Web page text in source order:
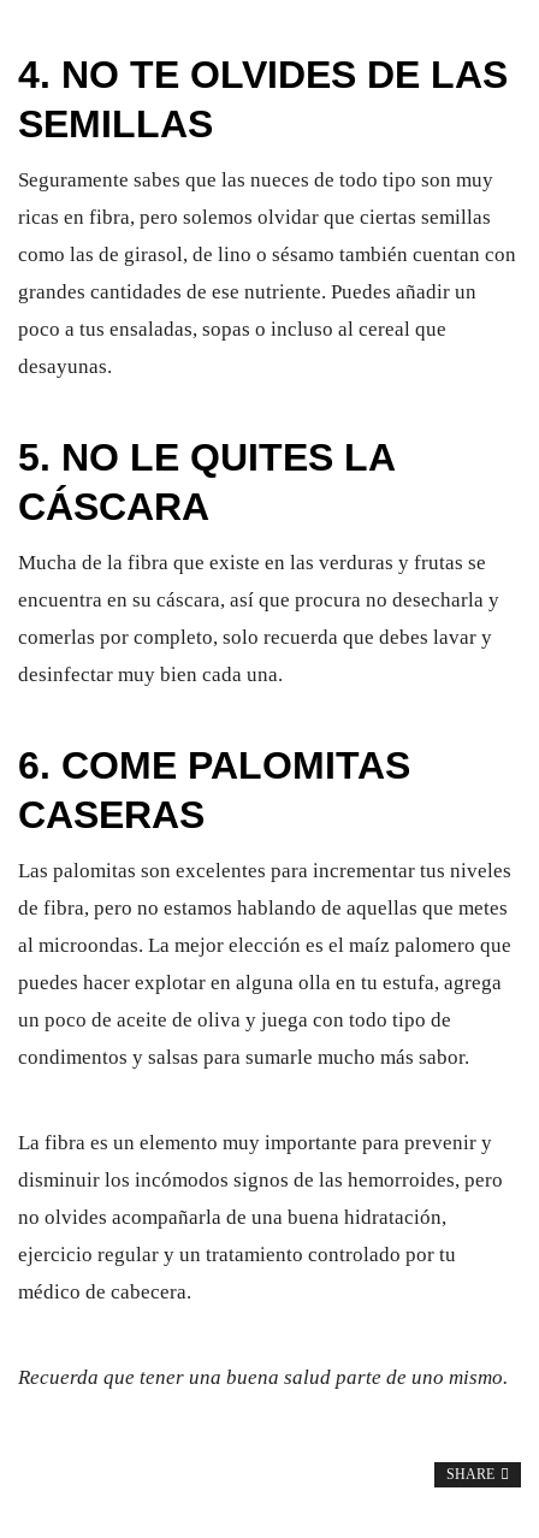
4. NO TE OLVIDES DE LAS
SEMILLAS
Seguramente sabes que las nueces de todo tipo son muy
ricas en fibra, pero solemos olvidar que ciertas semillas
como las de girasol, de lino o sésamo también cuentan con
grandes cantidades de ese nutriente. Puedes añadir un
poco a tus ensaladas, sopas o incluso al cereal que
desayunas.
5. NO LE QUITES LA
CÁSCARA
Mucha de la fibra que existe en las verduras y frutas se
encuentra en su cáscara, así que procura no desecharla y
comerlas por completo, solo recuerda que debes lavar y
desinfectar muy bien cada una.
6. COME PALOMITAS
CASERAS
Las palomitas son excelentes para incrementar tus niveles
de fibra, pero no estamos hablando de aquellas que metes
al microondas. La mejor elección es el maíz palomero que
puedes hacer explotar en alguna olla en tu estufa, agrega
un poco de aceite de oliva y juega con todo tipo de
condimentos y salsas para sumarle mucho más sabor.
La fibra es un elemento muy importante para prevenir y
disminuir los incómodos signos de las hemorroides, pero
no olvides acompañarla de una buena hidratación,
ejercicio regular y un tratamiento controlado por tu
médico de cabecera.
Recuerda que tener una buena salud parte de uno mismo.
SHARE